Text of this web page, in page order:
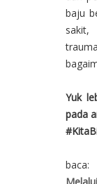
baju
sakit,
Yuk
pada
baca: